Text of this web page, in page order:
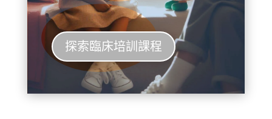
探索臨床培訓課程